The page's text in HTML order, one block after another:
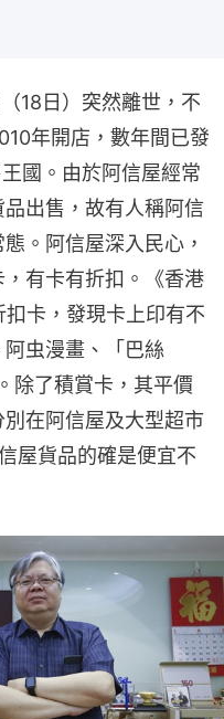
18日）突然離世，不
年開店，數年間已發
國。由於阿信屋經常
出售，故有人稱阿信
。阿信屋深入民心，
有卡有折扣。《香港
卡，發現卡上印有不
虫漫畫、「巴絲
除了積賞卡，其平價
在阿信屋及大型超市
屋貨品的確是便宜不